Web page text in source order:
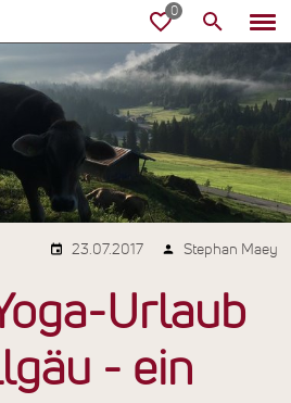
23.07.2017 Stephan Maey
Urlaub
- ein